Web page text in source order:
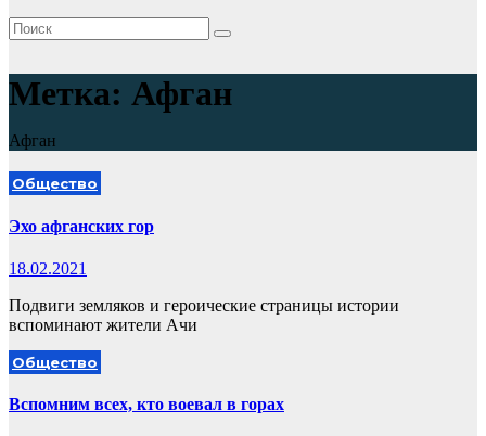
Метка: Афган
Афган
Общество
Эхо афганских гор
18.02.2021
Подвиги земляков и героические страницы истории
вспоминают жители Ачи
Общество
Вспомним всех, кто воевал в горах